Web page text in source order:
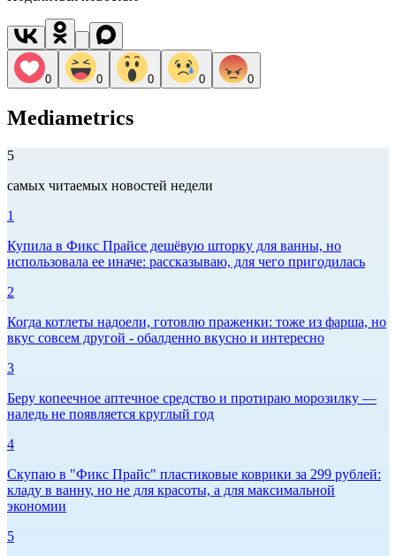
0 0 0 0 0
Mediametrics
5
самых читаемых новостей недели
1
Купила в Фикс Прайсе дешёвую шторку для ванны, но
использовала ее иначе: рассказываю, для чего пригодилась
2
Когда котлеты надоели, готовлю праженки: тоже из фарша, но
вкус совсем другой - обалденно вкусно и интересно
3
Беру копеечное аптечное средство и протираю морозилку —
наледь не появляется круглый год
4
Скупаю в "Фикс Прайс" пластиковые коврики за 299 рублей:
кладу в ванну, но не для красоты, а для максимальной
экономии
5